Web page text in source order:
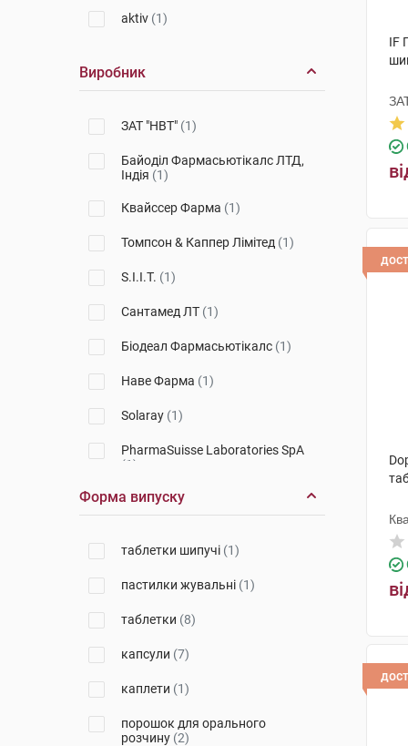
aktiv (1)
Виробник
ЗАТ "НВТ" (1)
Байоділ Фармасьютікалс ЛТД,
Індія (1)
Квайссер Фарма (1)
Томпсон & Каппер Лімітед (1)
S.I.I.T. (1)
Сантамед ЛТ (1)
Біодеал Фармасьютікалс (1)
Наве Фарма (1)
Solaray (1)
PharmaSuisse Laboratories SpA
(1)
Солгар Вітамін енд Херб
Вертрібс ГмбХ
Лекхім-Харків
Форма випуску
таблетки шипучі (1)
пастилки жувальні (1)
таблетки (8)
капсули (7)
каплети (1)
порошок для орального
розчину (2)
IF